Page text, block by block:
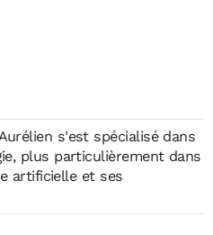
s'est spécialisé dans
plus particulièrement dans
artificielle et ses